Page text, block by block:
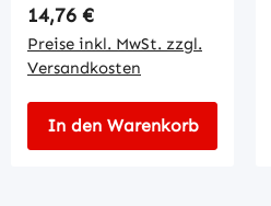
Regulärer Preis:
14,76 €
Preise inkl. MwSt. zzgl.
Versandkosten
In den Warenkorb